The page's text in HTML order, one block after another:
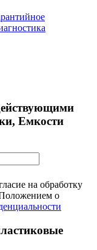
Емкости
на обработку
о